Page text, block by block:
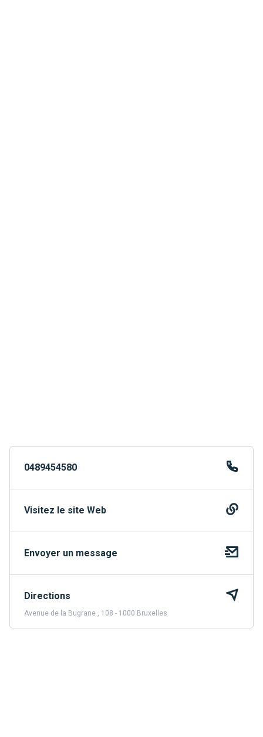
0489454580
Visitez le site Web
Envoyer un message
Directions
Avenue de la Bugrane , 108 - 1000 Bruxelles